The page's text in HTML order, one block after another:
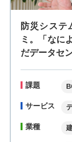
防災システ
ミ。「なに
だデータセ
課題
サービス
業種